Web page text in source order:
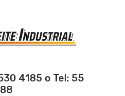
4185 o Tel: 55